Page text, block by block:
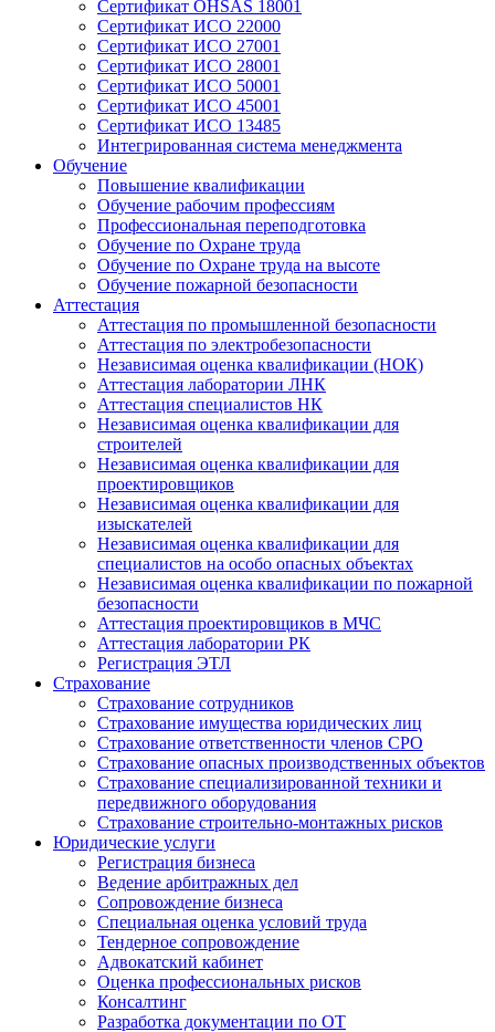
Сертификат OHSAS 18001
Сертификат ИСО 22000
Сертификат ИСО 27001
Сертификат ИСО 28001
Сертификат ИСО 50001
Сертификат ИСО 45001
Сертификат ИСО 13485
Интегрированная система менеджмента
Обучение
Повышение квалификации
Обучение рабочим профессиям
Профессиональная переподготовка
Обучение по Охране труда
Обучение по Охране труда на высоте
Обучение пожарной безопасности
Аттестация
Аттестация по промышленной безопасности
Аттестация по электробезопасности
Независимая оценка квалификации (НОК)
Аттестация лаборатории ЛНК
Аттестация специалистов НК
Независимая оценка квалификации для
строителей
Независимая оценка квалификации для
проектировщиков
Независимая оценка квалификации для
изыскателей
Независимая оценка квалификации для
специалистов на особо опасных объектах
Независимая оценка квалификации по пожарной
безопасности
Аттестация проектировщиков в МЧС
Аттестация лаборатории РК
Регистрация ЭТЛ
Страхование
Страхование сотрудников
Страхование имущества юридических лиц
Страхование ответственности членов СРО
Страхование опасных производственных объектов
Страхование специализированной техники и
передвижного оборудования
Страхование строительно-монтажных рисков
Юридические услуги
Регистрация бизнеса
Ведение арбитражных дел
Сопровождение бизнеса
Специальная оценка условий труда
Тендерное сопровождение
Адвокатский кабинет
Оценка профессиональных рисков
Консалтинг
Разработка документации по ОТ